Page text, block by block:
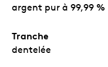
argent pur à 99,99 %
Tranche
dentelée